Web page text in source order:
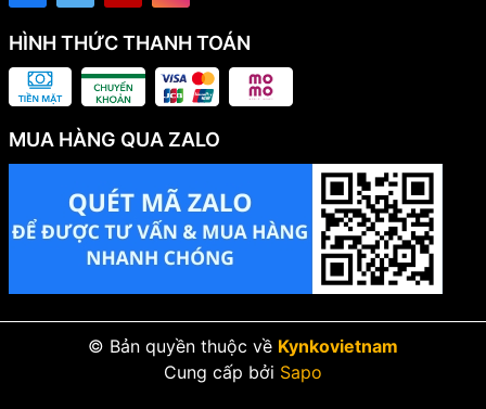
HÌNH THỨC THANH TOÁN
MUA HÀNG QUA ZALO
© Bản quyền thuộc về Kynkovietnam
Cung cấp bởi Sapo